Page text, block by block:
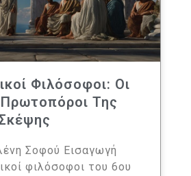
Φιλόσοφοι: Οι
Της
Σοφού Εισαγωγή
φιλόσοφοι του 6ου